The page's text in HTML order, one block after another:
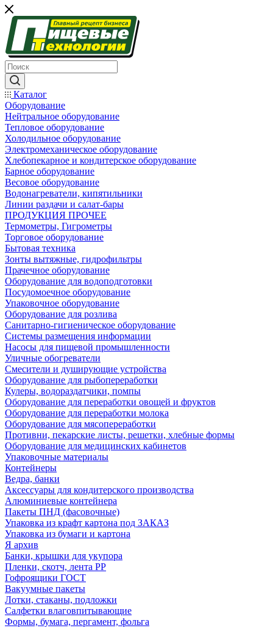
Каталог
Оборудование
Нейтральное оборудование
Тепловое оборудование
Холодильное оборудование
Электромеханическое оборудование
Хлебопекарное и кондитерское оборудование
Барное оборудование
Весовое оборудование
Водонагреватели, кипятильники
Линии раздачи и салат-бары
ПРОДУКЦИЯ ПРОЧЕЕ
Термометры, Гигрометры
Торговое оборудование
Бытовая техника
Зонты вытяжные, гидрофильтры
Прачечное оборудование
Оборудование для водоподготовки
Посудомоечное оборудование
Упаковочное оборудование
Оборудование для розлива
Санитарно-гигиеническое оборудование
Системы размещения информации
Насосы для пищевой промышленности
Уличные обогреватели
Смесители и душирующие устройства
Оборудование для рыбопереработки
Кулеры, водораздатчики, помпы
Оборудование для переработки овощей и фруктов
Оборудование для переработки молока
Оборудование для мясопереработки
Противни, пекарские листы, решетки, хлебные формы
Оборудование для медицинских кабинетов
Упаковочные материалы
Контейнеры
Ведра, банки
Аксессуары для кондитерского производства
Алюминиевые контейнера
Пакеты ПНД (фасовочные)
Упаковка из крафт картона под ЗАКАЗ
Упаковка из бумаги и картона
Я архив
Банки, крышки для укупора
Пленки, скотч, лента РР
Гофроящики ГОСТ
Вакуумные пакеты
Лотки, стаканы, подложки
Салфетки влаговпитывающие
Формы, бумага, пергамент, фольга